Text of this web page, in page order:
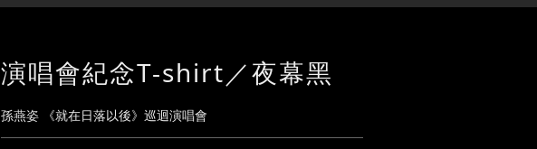
演唱會紀念T-shirt／夜幕黑
孫燕姿 《就在日落以後》巡迴演唱會